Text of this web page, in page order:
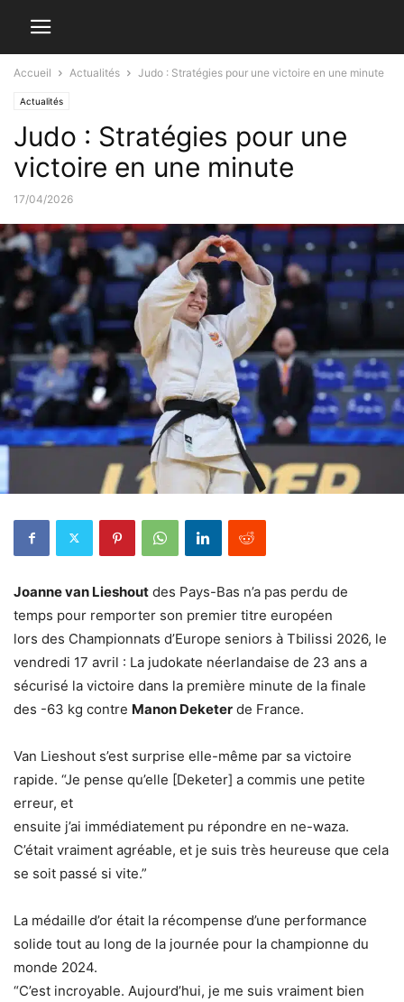
Accueil Actualités Judo : Stratégies pour une victoire en une minute
Actualités
Judo : Stratégies pour une
victoire en une minute
17/04/2026
Joanne van Lieshout des Pays-Bas n’a pas perdu de
temps pour remporter son premier titre européen
lors des Championnats d’Europe seniors à Tbilissi 2026, le
vendredi 17 avril : La judokate néerlandaise de 23 ans a
sécurisé la victoire dans la première minute de la finale
des -63 kg contre Manon Deketer de France.
Van Lieshout s’est surprise elle-même par sa victoire
rapide. “Je pense qu’elle [Deketer] a commis une petite
erreur, et
ensuite j’ai immédiatement pu répondre en ne-waza.
C’était vraiment agréable, et je suis très heureuse que cela
se soit passé si vite.”
La médaille d’or était la récompense d’une performance
solide tout au long de la journée pour la championne du
monde 2024.
“C’est incroyable. Aujourd’hui, je me suis vraiment bien